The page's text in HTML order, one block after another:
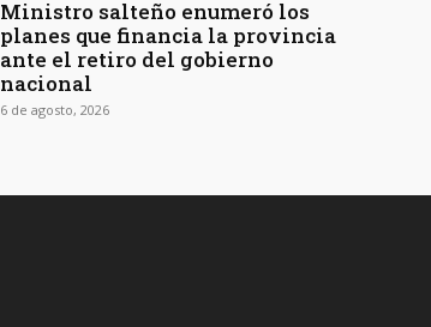
Ministro salteño enumeró los
planes que financia la provincia
ante el retiro del gobierno
nacional
6 de agosto, 2026